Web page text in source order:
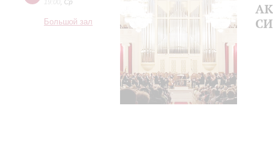
19:00
Ср
Большой зал